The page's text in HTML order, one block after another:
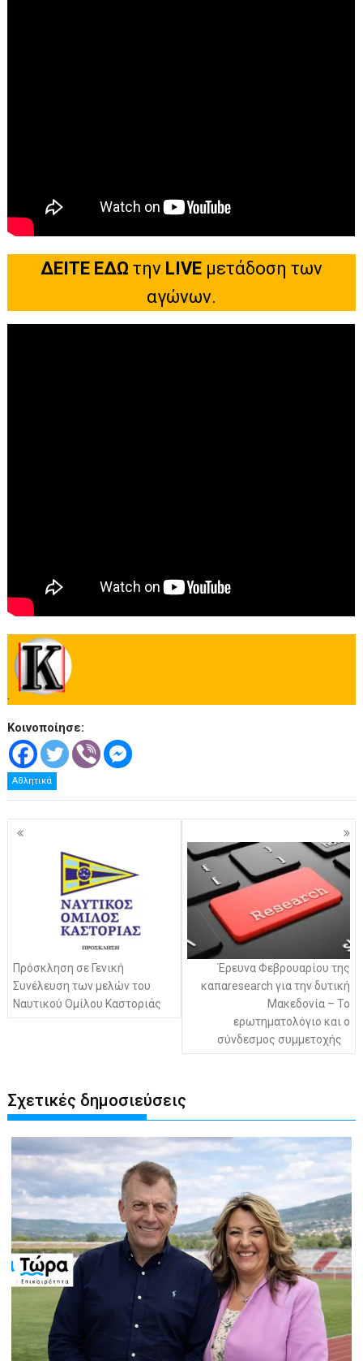
ΔΕΙΤΕ ΕΔΩ την LIVE μετάδοση των
αγώνων.
.
Κοινοποίησε:
Αθλητικά
Πλοήγηση
άρθρων
Πρόσκληση σε Γενική
Συνέλευση των μελών του
Ναυτικού Ομίλου Καστοριάς
Έρευνα Φεβρουαρίου της
καπαresearch για την δυτική
Μακεδονία – Το
ερωτηματολόγιο και ο
σύνδεσμος συμμετοχής
Σχετικές δημοσιεύσεις